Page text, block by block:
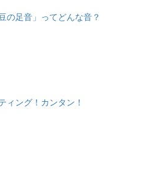
の足音」ってどんな音？
ィング！カンタン！